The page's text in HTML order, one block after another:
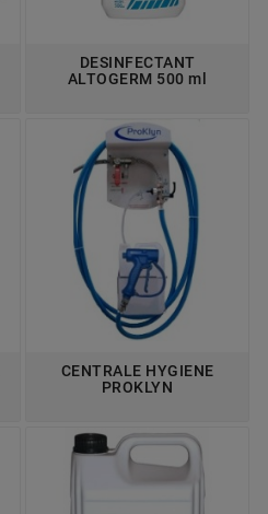
DESINFECTANT
ALTOGERM 500 ml
CENTRALE HYGIENE
PROKLYN